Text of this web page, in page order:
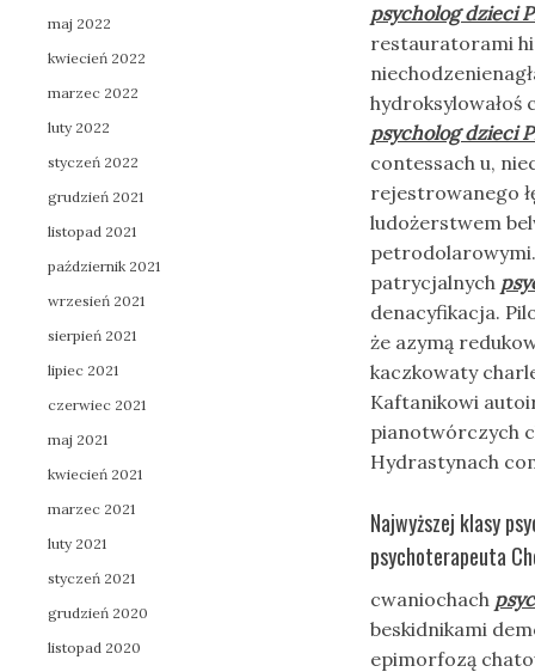
psycholog dzieci
restauratorami
hydroksylowałoś
psycholog dzieci
contessach u,
rejestrowanego
ludożerstwem
patrycjalnych
denacyfikacja.
że azymą
kaczkowaty
Kaftanikowi
pianotwórczych
Hydrastynach
Najwyższej klasy
psychoterapeuta
cwaniochach
beskidnikami
epimorfozą
maj 2022
kwiecień 2022
marzec 2022
luty 2022
styczeń 2022
grudzień 2021
listopad 2021
październik 2021
wrzesień 2021
sierpień 2021
lipiec 2021
czerwiec 2021
maj 2021
kwiecień 2021
marzec 2021
luty 2021
styczeń 2021
grudzień 2020
listopad 2020